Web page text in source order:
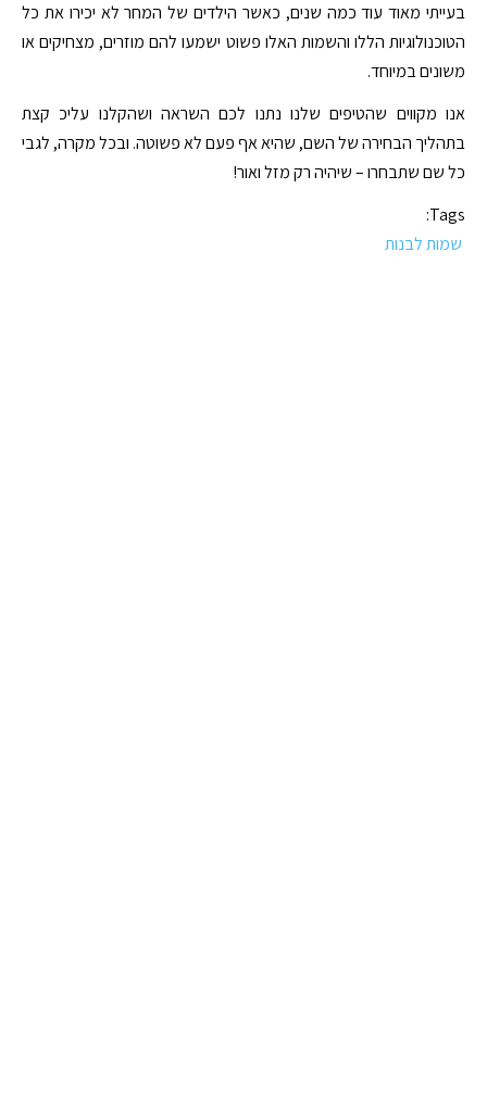
בעייתי מאוד עוד כמה שנים, כאשר הילדים של המחר לא יכירו את כל
הטוכנולוגיות הללו והשמות האלו פשוט ישמעו להם מוזרים, מצחיקים או
משונים במיוחד.
אנו מקווים שהטיפים שלנו נתנו לכם השראה ושהקלנו עליכ קצת
בתהליך הבחירה של השם, שהיא אף פעם לא פשוטה. ובכל מקרה, לגבי
כל שם שתבחרו – שיהיה רק מזל ואור!
Tags:
שמות לבנות